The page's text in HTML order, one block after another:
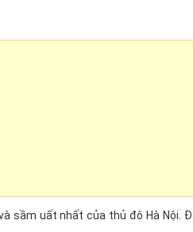
sầm uất nhất của thủ đô Hà Nội.